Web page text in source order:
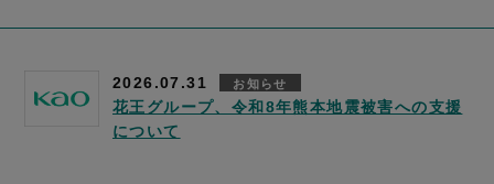
2026.07.31 お知らせ
花王グループ、令和8年熊本地震被害への支援
について